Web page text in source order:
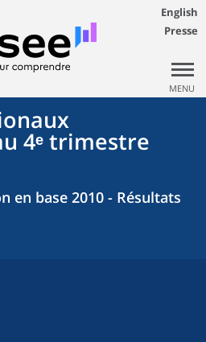
English
Presse
MENU
4ᵉ trimestre
en base 2010 - Résultats